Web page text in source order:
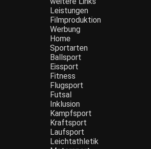
Leistungen
Filmproduktion
Werbung
Menü
Home
Sportarten
Ballsport
Eissport
Fitness
Flugsport
Futsal
Inklusion
Kampfsport
Kraftsport
Laufsport
Leichtathletik